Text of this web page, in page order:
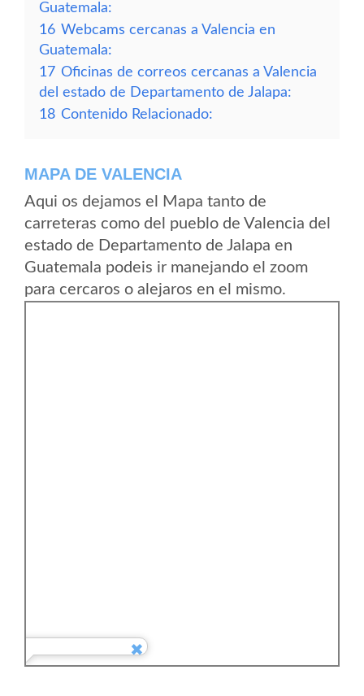
Guatemala:
16 Webcams cercanas a Valencia en
Guatemala:
17 Oficinas de correos cercanas a Valencia
del estado de Departamento de Jalapa:
18 Contenido Relacionado:
MAPA DE VALENCIA
Aqui os dejamos el Mapa tanto de
carreteras como del pueblo de Valencia del
estado de Departamento de Jalapa en
Guatemala podeis ir manejando el zoom
para cercaros o alejaros en el mismo.